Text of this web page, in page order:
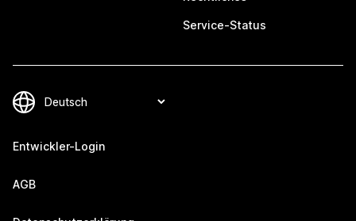
Service-Status
Entwickler-Login
AGB